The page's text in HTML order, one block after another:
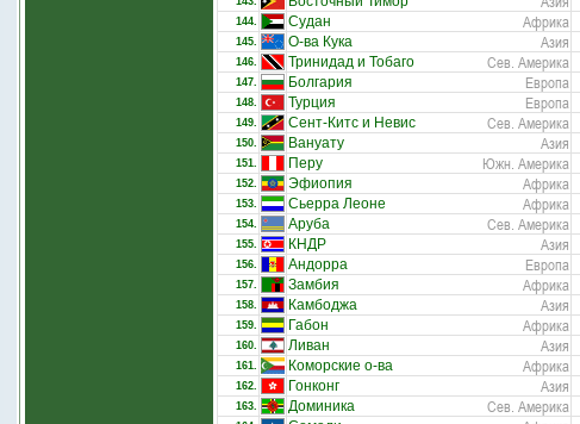
144. Судан Африка
145. О-ва Кука Азия
146. Тринидад и Тобаго Сев. Америка
147. Болгария Европа
148. Турция Европа
149. Сент-Китс и Невис Сев. Америка
150. Вануату Азия
151. Перу Южн. Америка
152. Эфиопия Африка
153. Сьерра Леоне Африка
154. Аруба Сев. Америка
155. КНДР Азия
156. Андорра Европа
157. Замбия Африка
158. Камбоджа Азия
159. Габон Африка
160. Ливан Азия
161. Коморские о-ва Африка
162. Гонконг Азия
163. Доминика Сев. Америка